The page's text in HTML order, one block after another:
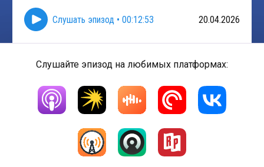
Слушать эпизод • 00:12:53 20.04.2026
Слушайте эпизод на любимых платформах: